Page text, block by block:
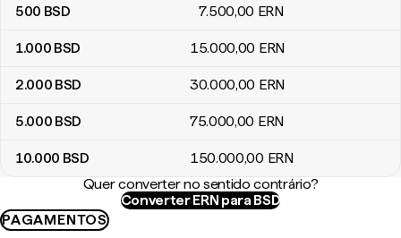
500 BSD 7.500,00 ERN
1.000 BSD 15.000,00 ERN
2.000 BSD 30.000,00 ERN
5.000 BSD 75.000,00 ERN
10.000 BSD 150.000,00 ERN
Quer converter no sentido contrário?
Converter ERN para BSD
PAGAMENTOS